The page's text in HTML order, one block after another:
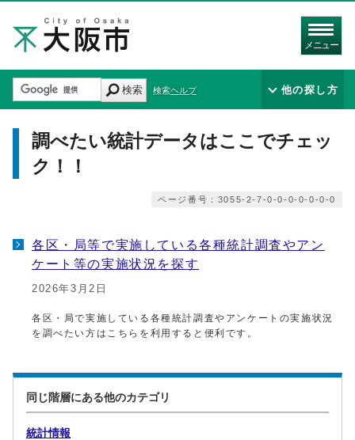
メニュー
検索 検索ヘルプ 他の探し方
調べたい統計データはここでチェッ
ク！！
ページ番号：3055-2-7-0-0-0-0-0-0-0
各区・局等で実施している各種統計調査やアン
ケート等の実施状況を探す
2026年3月2日
各区・局で実施している各種統計調査やアンケートの実施状況
を調べたい方はこちらを利用すると便利です。
同じ階層にある他のカテゴリ
統計情報